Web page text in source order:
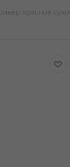
красное